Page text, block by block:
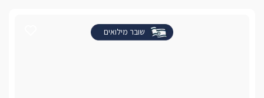
שובר מילואים